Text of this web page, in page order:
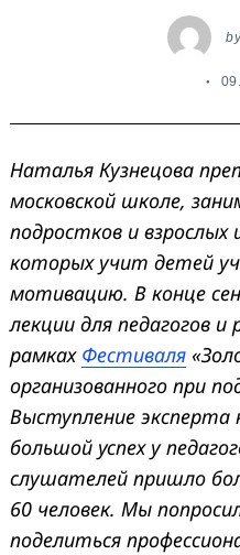
by
Наталья Кузнецова
московской школе,
подростков и
которых учит детей
мотивацию. В конце
лекции для педагогов и
рамках Фестиваля
организованного при
Выступление
большой успех у
слушателей пришло
60 человек. Мы
поделиться